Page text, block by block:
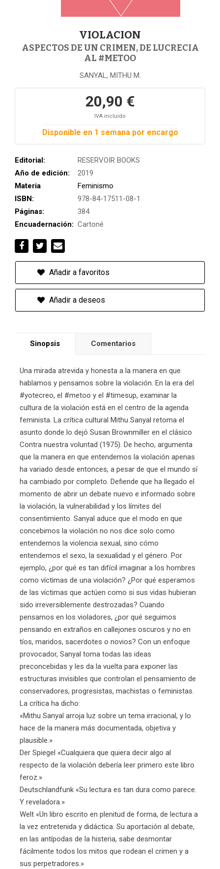
VIOLACION
ASPECTOS DE UN CRIMEN, DE LUCRECIA
AL #METOO
SANYAL, MITHU M.
20,90 €
IVA incluido
Disponible en 1 semana por encargo
Editorial:
RESERVOIR BOOKS
Año de edición:
2019
Materia
Feminismo
ISBN:
978-84-17511-08-1
Páginas:
384
Encuadernación: Cartoné
Añadir a favoritos
Añadir a deseos
Sinopsis Comentarios
Una mirada atrevida y honesta a la manera en que
hablamos y pensamos sobre la violación. En la era del
#yotecreo, el #metoo y el #timesup, examinar la
cultura de la violación está en el centro de la agenda
feminista. La crítica cultural Mithu Sanyal retoma el
asunto donde lo dejó Susan Brownmiller en el clásico
Contra nuestra voluntad (1975). De hecho, argumenta
que la manera en que entendemos la violación apenas
ha variado desde entonces, a pesar de que el mundo sí
ha cambiado por completo. Defiende que ha llegado el
momento de abrir un debate nuevo e informado sobre
la violación, la vulnerabilidad y los límites del
consentimiento. Sanyal aduce que el modo en que
concebimos la violación no nos dice solo como
entendemos la violencia sexual, sino cómo
entendemos el sexo, la sexualidad y el género. Por
ejemplo, ¿por qué es tan difícil imaginar a los hombres
como víctimas de una violación? ¿Por qué esperamos
de las víctimas que actúen como si sus vidas hubieran
sido irreversiblemente destrozadas? Cuando
pensamos en los violadores, ¿por qué seguimos
pensando en extraños en callejones oscuros y no en
tíos, maridos, sacerdotes o novios? Con un enfoque
provocador, Sanyal toma todas las ideas
preconcebidas y les da la vuelta para exponer las
estructuras invisibles que controlan el pensamiento de
conservadores, progresistas, machistas o feministas.
La crítica ha dicho:
«Mithu Sanyal arroja luz sobre un tema irracional, y lo
hace de la manera más documentada, objetiva y
plausible.»
Der Spiegel «Cualquiera que quiera decir algo al
respecto de la violación debería leer primero este libro
feroz.»
Deutschlandfunk «Su lectura es tan dura como parece.
Y reveladora.»
Welt «Un libro escrito en plenitud de forma, de lectura a
la vez entretenida y didáctica. Su aportación al debate,
en las antípodas de la histeria, sabe desmontar
fácilmente todos los mitos que rodean el crimen y a
sus perpetradores.»